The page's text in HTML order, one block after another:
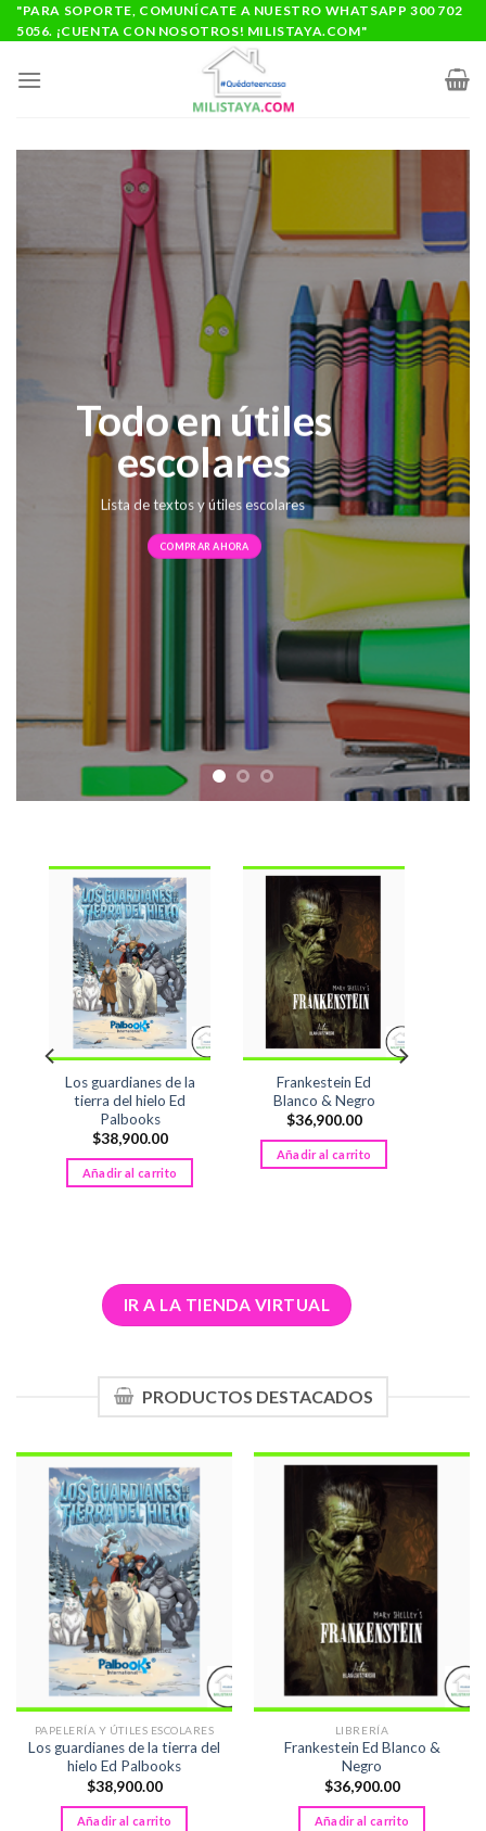
Saltar
al
"PARA SOPORTE, COMUNÍCATE A NUESTRO WHATSAPP 300 702
5056. ¡CUENTA CON NOSOTROS! MILISTAYA.COM"
Todo en útiles
escolares
Lista de textos y útiles escolares
COMPRAR AHORA
Los guardianes de la
tierra del hielo Ed
Palbooks
$38,900.00
Añadir al carrito
Frankestein Ed
Blanco & Negro
$36,900.00
Añadir al carrito
IR A LA TIENDA VIRTUAL
PRODUCTOS DESTACADOS
PAPELERÍA Y ÚTILES ESCOLARES
Los guardianes de la tierra del
hielo Ed Palbooks
$38,900.00
Añadir al carrito
LIBRERÍA
Frankestein Ed Blanco &
Negro
$36,900.00
Añadir al carrito